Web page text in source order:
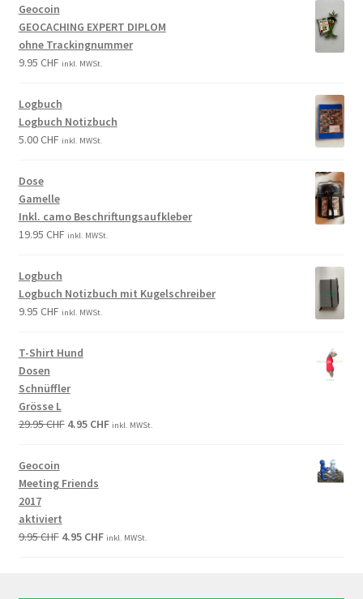
Geocoin
GEOCACHING EXPERT DIPLOM
ohne Trackingnummer
9.95 CHF inkl. MWSt.
Logbuch
Logbuch Notizbuch
5.00CHF inkl. MWSt.
Dose
Gamelle
Inkl. camo Beschriftungsaufkleber
19.95 CHF inkl. MWSt.
Logbuch
Logbuch Notizbuch mit Kugelschreiber
9.95 CHF inkl. MWSt.
T-Shirt Hund
Dosen
Schnüffler
Grösse L
29.95CHF 4.95 CHF inkl. MWSt.
Geocoin
Meeting Friends
2017
aktiviert
9.95CHF 4.95 CHF inkl. MWSt.